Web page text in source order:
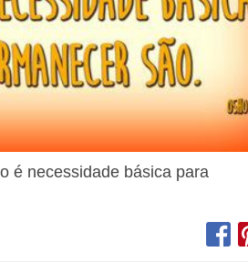
é necessidade básica para